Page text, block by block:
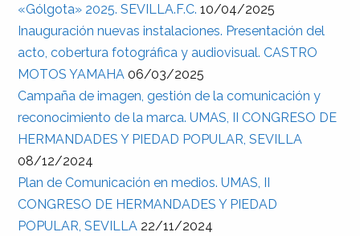
«Gólgota» 2025. SEVILLA.F.C. 10/04/2025
Inauguración nuevas instalaciones. Presentación del
acto, cobertura fotográfica y audiovisual. CASTRO
MOTOS YAMAHA 06/03/2025
Campaña de imagen, gestión de la comunicación y
reconocimiento de la marca. UMAS, II CONGRESO DE
HERMANDADES Y PIEDAD POPULAR, SEVILLA
08/12/2024
Plan de Comunicación en medios. UMAS, II
CONGRESO DE HERMANDADES Y PIEDAD
POPULAR, SEVILLA 22/11/2024